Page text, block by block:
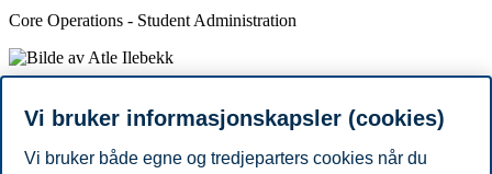
Core Operations - Student Administration
E-post atle.ilebekk@bi.no
Personvern Cookies TilgjengelighetserklæringDisclaimer
Vi bruker informasjonskapsler (cookies)
Vi bruker både egne og tredjeparters cookies når du